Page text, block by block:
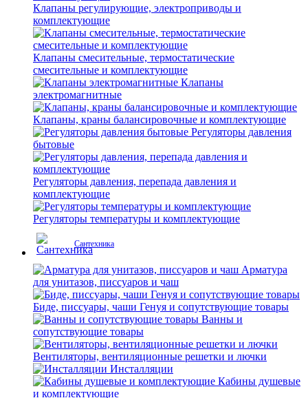
Клапаны регулирующие, электроприводы и
комплектующие
Клапаны смесительные, термостатические
смесительные и комплектующие
Клапаны
электромагнитные
Клапаны, краны балансировочные и комплектующие
Регуляторы давления
бытовые
Регуляторы давления, перепада давления и
комплектующие
Регуляторы температуры и комплектующие
Сантехника
Арматура
для унитазов, писсуаров и чаш
Биде, писсуары, чаши Генуя и сопутствующие товары
Ванны и
сопутствующие товары
Вентиляторы, вентиляционные решетки и лючки
Инсталляции
Кабины душевые
и комплектующие